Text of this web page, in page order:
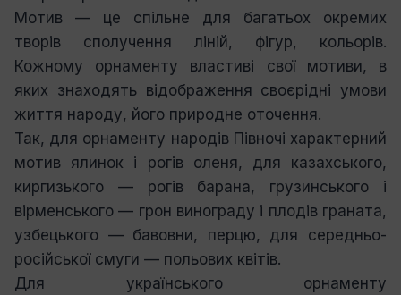
Мотив — це спільне для багатьох окремих
творів сполучення ліній, фігур, кольорів.
Кожному орнаменту властиві свої мотиви, в
яких знаходять відображення своєрідні умови
життя народу, його природне оточення.
Так, для орнаменту народів Півночі характерний
мотив ялинок і рогів оленя, для казахського,
киргизького — рогів барана, грузинського і
вірменського — грон винограду і плодів граната,
узбецького — бавовни, перцю, для середньо-
російської смуги — польових квітів.
Для українського орнаменту